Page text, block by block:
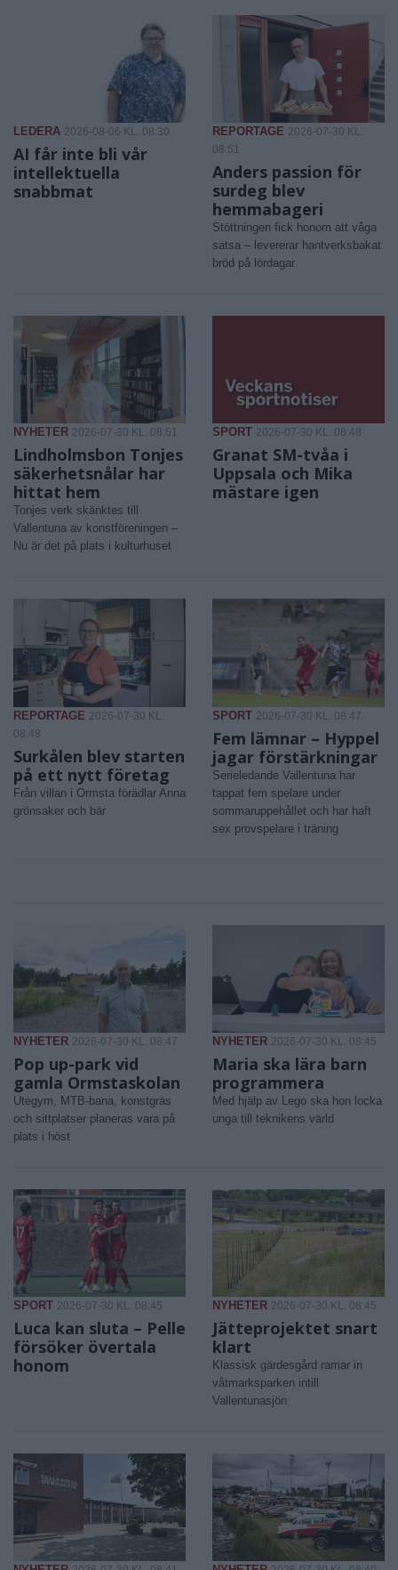
LEDERA 2026-08-06 KL. 08:30
AI får inte bli vår
intellektuella
snabbmat
REPORTAGE 2026-07-30 KL.
08:51
Anders passion för
surdeg blev
hemmabageri
Stöttningen fick honom att våga
satsa – levererar hantverksbakat
bröd på lördagar
NYHETER 2026-07-30 KL. 08:51
Lindholmsbon Tonjes
säkerhetsnålar har
hittat hem
Tonjes verk skänktes till
Vallentuna av konstföreningen –
Nu är det på plats i kulturhuset
SPORT 2026-07-30 KL. 08:48
Granat SM-tvåa i
Uppsala och Mika
mästare igen
REPORTAGE 2026-07-30 KL.
08:48
Surkålen blev starten
på ett nytt företag
Från villan i Ormsta förädlar Anna
grönsaker och bär
SPORT 2026-07-30 KL. 08:47
Fem lämnar – Hyppel
jagar förstärkningar
Serieledande Vallentuna har
tappat fem spelare under
sommaruppehållet och har haft
sex provspelare i träning
NYHETER 2026-07-30 KL. 08:47
Pop up-park vid
gamla Ormstaskolan
Utegym, MTB-bana, konstgräs
och sittplatser planeras vara på
plats i höst
NYHETER 2026-07-30 KL. 08:45
Maria ska lära barn
programmera
Med hjälp av Lego ska hon locka
unga till teknikens värld
SPORT 2026-07-30 KL. 08:45
Luca kan sluta – Pelle
försöker övertala
honom
NYHETER 2026-07-30 KL. 08:45
Jätteprojektet snart
klart
Klassisk gärdesgård ramar in
våtmarksparken intill
Vallentunasjön